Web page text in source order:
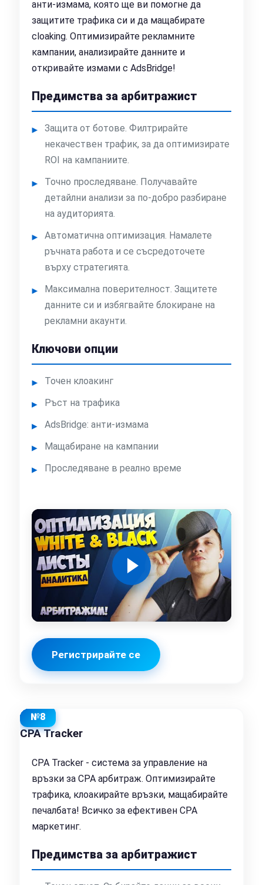
анти-измама, която ще ви помогне да
защитите трафика си и да мащабирате
cloaking. Оптимизирайте рекламните
кампании, анализирайте данните и
откривайте измами с AdsBridge!
Предимства за арбитражист
Защита от ботове. Филтрирайте
некачествен трафик, за да оптимизирате
ROI на кампаниите.
Точно проследяване. Получавайте
детайлни анализи за по-добро разбиране
на аудиторията.
Автоматична оптимизация. Намалете
ръчната работа и се съсредоточете
върху стратегията.
Максимална поверителност. Защитете
данните си и избягвайте блокиране на
рекламни акаунти.
Ключови опции
Точен клоакинг
Ръст на трафика
AdsBridge: анти-измама
Мащабиране на кампании
Проследяване в реално време
Регистрирайте се
№8
CPA Tracker
CPA Tracker - система за управление на
връзки за CPA арбитраж. Оптимизирайте
трафика, клоакирайте връзки, мащабирайте
печалбата! Всичко за ефективен CPA
маркетинг.
Предимства за арбитражист